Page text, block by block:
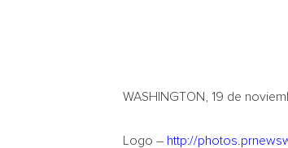
WASHINGTON, 19 de
Logo – http://